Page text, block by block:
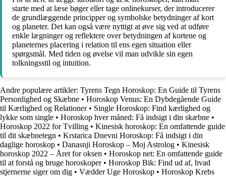
starte med at læse bøger eller tage onlinekurser, der introducerer
de grundlæggende principper og symbolske betydninger af kort
og planeter. Det kan også være nyttigt at øve sig ved at udføre
enkle lægninger og reflektere over betydningen af kortene og
planeternes placering i relation til ens egen situation eller
spørgsmål. Med tiden og øvelse vil man udvikle sin egen
tolkningsstil og intuition.
Andre populære artikler: Tyrens Tegn Horoskop: En Guide til Tyrens
Personlighed og Skæbne • Horoskop Venus: En Dybdegående Guide
til Kærlighed og Relationer• Single Horoskop: Find kærlighed og
lykke som single • Horoskop hver måned: Få indsigt i din skæbne •
Horoskop 2022 for Tvilling • Kinesisk horoskop: En omfattende guide
til dit skæbnetegn • Krstarica Dnevni Horoskop: Få indsigt i din
daglige horoskop • Danasnji Horoskop – Moj Astrolog • Kinesisk
horoskop 2022 – Året for oksen • Horoskop net: En omfattende guide
til at forstå og bruge horoskoper• Horoskop Bik: Find ud af, hvad
stjernerne siger om dig • Vædder Uge Horoskop • Horoskop Krebs